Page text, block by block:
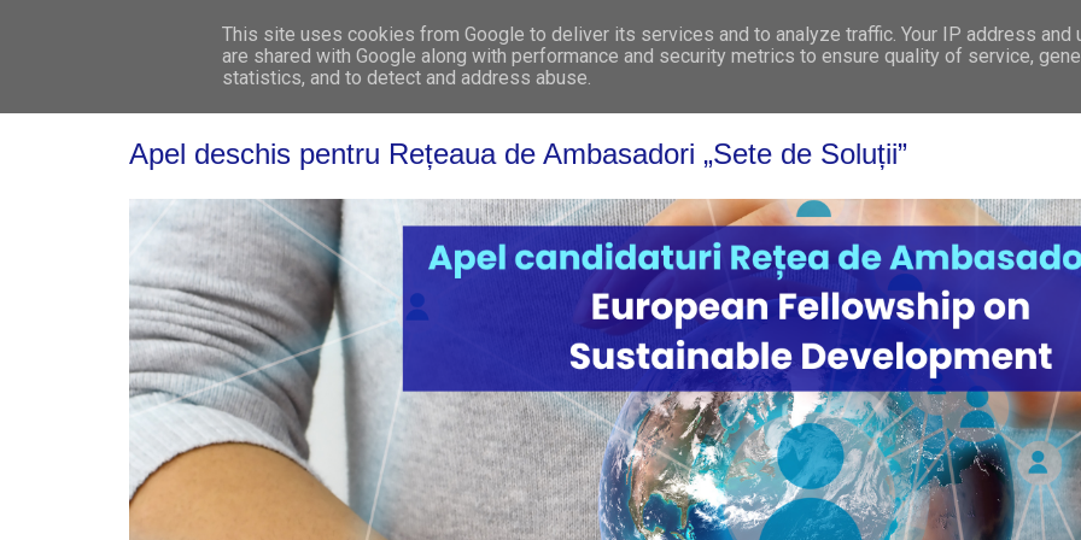
GET
WHAT WE DO
WHO WE ARE
Apel deschis pentru Rețeaua de Ambasadori „Sete de Soluții”
This site uses cookies from Google to deliver its services and to analyze traffic. Your IP address and
are shared with Google along with performance and security metrics to ensure quality of service,
statistics, and to detect and address abuse.